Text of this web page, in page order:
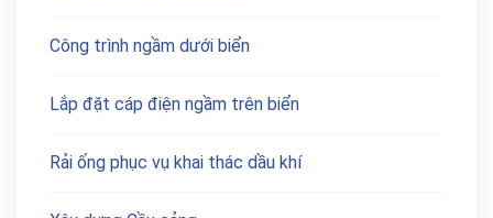
Công trình ngầm dưới biển
Lắp đặt cáp điện ngầm trên biển
Rải ống phục vụ khai thác dầu khí